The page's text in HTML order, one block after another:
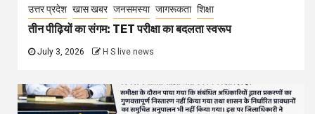
उत्तर प्रदेश खास खबर जनसमस्या जागरूकता शिक्षा
तीन पीढ़ियों का संगम: TET परीक्षा का बदलता स्वरूप
July 3, 2026 H S live news